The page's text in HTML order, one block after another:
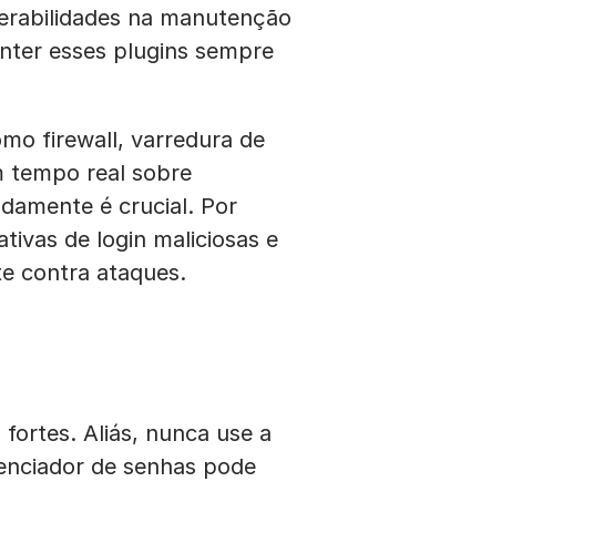
na manutenção
esses plugins sempre
firewall, varredura de
tempo real sobre
é crucial. Por
de login maliciosas e
contra ataques.
Aliás, nunca use a
de senhas pode